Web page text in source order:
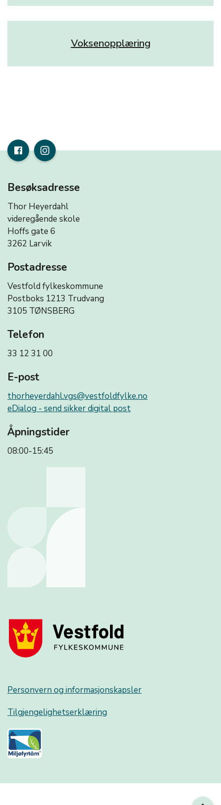
Voksenopplæring
Besøksadresse
Thor Heyerdahl
videregående skole
Hoffs gate 6
3262 Larvik
Postadresse
Vestfold fylkeskommune
Postboks 1213 Trudvang
3105 TØNSBERG
Telefon
33 12 31 00
E-post
thorheyerdahl.vgs@vestfoldfylke.no
eDialog - send sikker digital post
Åpningstider
08:00-15:45
Personvern og informasjonskapsler
Tilgjengelighetserklæring